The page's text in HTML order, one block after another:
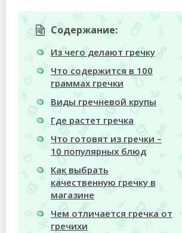
Содержание:
Из чего делают гречку
Что содержится в 100
граммах гречки
Виды гречневой крупы
Где растет гречка
Что готовят из гречки –
10 популярных блюд
Как выбрать
качественную гречку в
магазине
Чем отличается гречка от
гречихи